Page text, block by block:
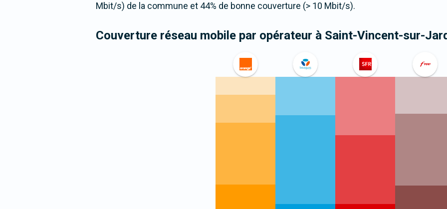
Mbit/s) de la commune et 44% de bonne couverture (> 10 Mbit/s).
Couverture réseau mobile par opérateur à Saint-Vincent-sur-